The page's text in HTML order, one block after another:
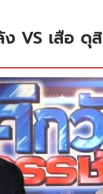
VS เสือ